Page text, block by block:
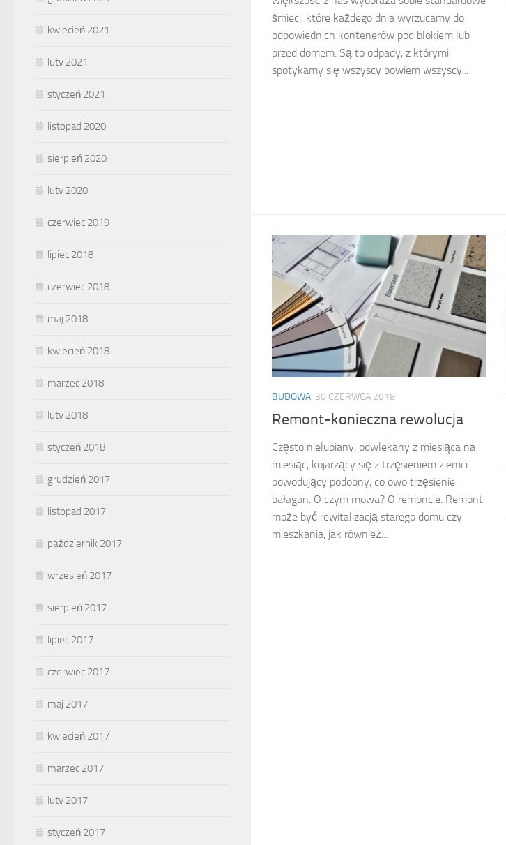
śmieci, które każdego dnia wyrzucamy do
odpowiednich kontenerów pod blokiem lub
przed domem. Są to odpady, z którymi
spotykamy się wszyscy bowiem wszyscy...
BUDOWA 30 CZERWCA 2018
Remont-konieczna rewolucja
Często nielubiany, odwlekany z miesiąca na
miesiąc, kojarzący się z trzęsieniem ziemi i
powodujący podobny, co owo trzęsienie
bałagan. O czym mowa? O remoncie. Remont
może być rewitalizacją starego domu czy
mieszkania, jak również...
kwiecień 2021
luty 2021
styczeń 2021
listopad 2020
sierpień 2020
luty 2020
czerwiec 2019
lipiec 2018
czerwiec 2018
maj 2018
kwiecień 2018
marzec 2018
luty 2018
styczeń 2018
grudzień 2017
listopad 2017
październik 2017
wrzesień 2017
sierpień 2017
lipiec 2017
czerwiec 2017
maj 2017
kwiecień 2017
marzec 2017
luty 2017
styczeń 2017